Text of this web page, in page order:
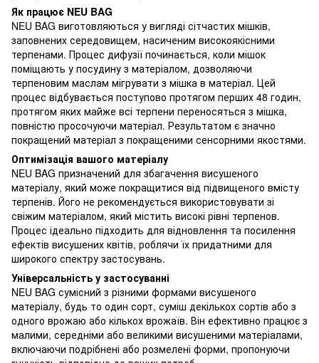
Як працює NEU BAG
NEU BAG виготовляються у вигляді сітчастих мішків,
заповнених середовищем, насиченим високоякісними
терпенами. Процес дифузії починається, коли мішок
поміщають у посудину з матеріалом, дозволяючи
терпеновим маслам мігрувати з мішка в матеріал. Цей
процес відбувається поступово протягом перших 48 годин,
протягом яких майже всі терпени переносяться з мішка,
повністю просочуючи матеріал. Результатом є значно
покращений матеріал з покращеними сенсорними якостями.
Оптимізація вашого матеріалу
NEU BAG призначений для збагачення висушеного
матеріалу, який може покращитися від підвищеного вмісту
терпенів. Його не рекомендується використовувати зі
свіжим матеріалом, який містить високі рівні терпенов.
Процес ідеально підходить для відновлення та посилення
ефектів висушених квітів, роблячи їх придатними для
широкого спектру застосувань.
Універсальність у застосуванні
NEU BAG сумісний з різними формами висушеного
матеріалу, будь то один сорт, суміш декількох сортів або з
одного врожаю або кількох врожаїв. Він ефективно працює з
малими, середніми або великими висушеними матеріалами,
включаючи подрібнені або розмелені форми, пропонуючи